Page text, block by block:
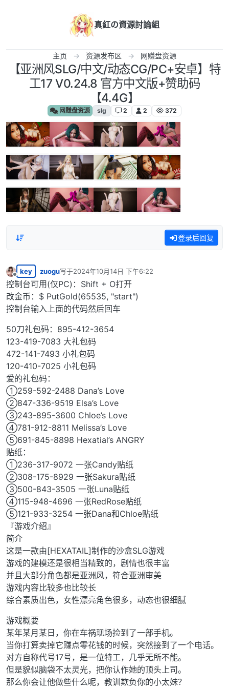
真紅の資源討論組
主页 资源发布区 网赚盘资源
【亚洲风SLG/中文/动态CG/PC+安卓】特
工17 V0.24.8 官方中文版+赞助码
【4.4G】
网赚盘资源 slg 2 2 372
登录后回复
离线
key zuogu写于2024年10月14日 下午6:22
最后由 编辑
控制台可用(仅PC)：Shift + O打开
改金币：$ PutGold(65535, "start")
控制台输入上面的代码然后回车
50刀礼包码：895-412-3654
123-419-7083 大礼包码
472-141-7493 小礼包码
120-410-7025 小礼包码
爱的礼包码：
①259-592-2488 Dana’s Love
②847-336-9519 Elsa’s Love
③243-895-3600 Chloe’s Love
④781-912-8811 Melissa’s Love
⑤691-845-8898 Hexatial’s ANGRY
贴纸：
①236-317-9072 一张Candy贴纸
②308-175-8929 一张Sakura贴纸
③500-843-3505 一张Luna贴纸
④115-948-4696 一张RedRose贴纸
⑤121-933-3254 一张Dana和Chloe贴纸
『游戏介绍』
简介
这是一款由[HEXATAIL]制作的沙盒SLG游戏
游戏的建模还是很相当精致的，剧情也很丰富
并且大部分角色都是亚洲风，符合亚洲审美
游戏内容比较多也比较长
综合素质出色，女性漂亮角色很多，动态也很细腻
游戏概要
某年某月某日，你在车祸现场捡到了一部手机。
当你打算卖掉它赚点零花钱的时候，突然接到了一个电话。
对方自称代号17号，是一位特工，几乎无所不能。
但是貌似脑袋不太灵光，把你认作她的顶头上司。
那么你会让他做些什么呢，教训欺负你的小太妹？